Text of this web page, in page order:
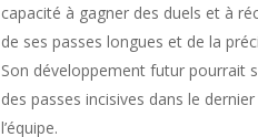
capacité à gagner des duels et à
de ses passes longues et de la
Son développement futur pourrait
des passes incisives dans le
l’équipe.